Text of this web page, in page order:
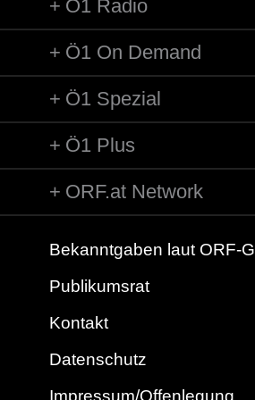
Ö1 Radio
Ö1 On Demand
Ö1 Spezial
Ö1 Plus
ORF.at Network
Bekanntgaben laut ORF-G
Publikumsrat
Kontakt
Datenschutz
Impressum/Offenlegung